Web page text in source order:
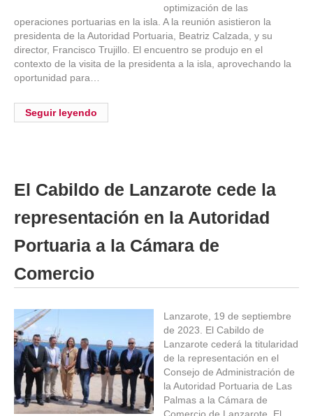
optimización de las
operaciones portuarias en la isla. A la reunión asistieron la
presidenta de la Autoridad Portuaria, Beatriz Calzada, y su
director, Francisco Trujillo. El encuentro se produjo en el
contexto de la visita de la presidenta a la isla, aprovechando la
oportunidad para…
Seguir leyendo
El Cabildo de Lanzarote cede la
representación en la Autoridad
Portuaria a la Cámara de
Comercio
Lanzarote, 19 de septiembre
de 2023. El Cabildo de
Lanzarote cederá la titularidad
de la representación en el
Consejo de Administración de
la Autoridad Portuaria de Las
Palmas a la Cámara de
Comercio de Lanzarote. El